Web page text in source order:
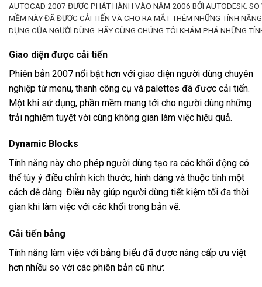
AUTOCAD 2007 ĐƯỢC PHÁT HÀNH VÀO NĂM 2006 BỞI AUTODESK. SO
MỀM NÀY ĐÃ ĐƯỢC CẢI TIẾN VÀ CHO RA MẮT THÊM NHỮNG TÍNH
DỤNG CỦA NGƯỜI DÙNG. HÃY CÙNG CHÚNG TÔI KHÁM PHÁ NHỮNG
Giao diện được cải tiến
Phiên bản 2007 nổi bật hơn với giao diện người dùng chuyên
nghiệp từ menu, thanh công cụ và palettes đã được cải tiến.
Một khi sử dụng, phần mềm mang tới cho người dùng những
trải nghiệm tuyệt vời cùng không gian làm việc hiệu quả.
Dynamic Blocks
Tính năng này cho phép người dùng tạo ra các khối động có
thể tùy ý điều chỉnh kích thước, hình dáng và thuộc tính một
cách dễ dàng. Điều này giúp người dùng tiết kiệm tối đa thời
gian khi làm việc với các khối trong bản vẽ.
Cải tiến bảng
Tính năng làm việc với bảng biểu đã được nâng cấp ưu việt
hơn nhiều so với các phiên bản cũ như: